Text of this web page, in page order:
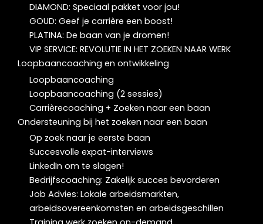
DIAMOND: Speciaal pakket voor jou!
GOUD: Geef je carrière een boost!
PLATINA: De baan van je dromen!
VIP SERVICE: REVOLUTIE IN HET ZOEKEN NAAR WERK
Loopbaancoaching en ontwikkeling
Loopbaancoaching
Loopbaancoaching (2 sessies)
Carrièrecoaching + Zoeken naar een baan
Ondersteuning bij het zoeken naar een baan
Op zoek naar je eerste baan
Succesvolle expat-interviews
LinkedIn om te slagen!
Bedrijfscoaching: Zakelijk succes bevorderen
Job Advies: Lokale arbeidsmarkten,
arbeidsovereenkomsten en arbeidsgeschillen